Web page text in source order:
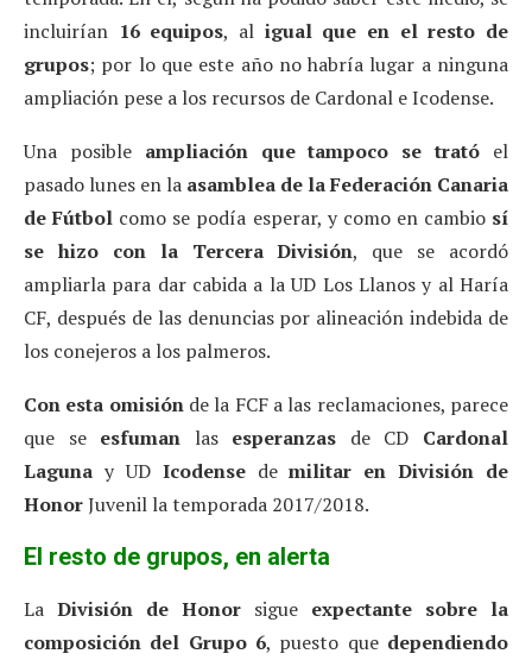
incluirían 16 equipos, al igual que en el resto de
grupos; por lo que este año no habría lugar a ninguna
ampliación pese a los recursos de Cardonal e Icodense.
Una posible ampliación que tampoco se trató el
pasado lunes en la asamblea de la Federación Canaria
de Fútbol como se podía esperar, y como en cambio sí
se hizo con la Tercera División, que se acordó
ampliarla para dar cabida a la UD Los Llanos y al Haría
CF, después de las denuncias por alineación indebida de
los conejeros a los palmeros.
Con esta omisión de la FCF a las reclamaciones, parece
que se esfuman las esperanzas de CD Cardonal
Laguna y UD Icodensedemilitar en División de
HonorJuvenil la temporada 2017/2018.
El resto de grupos, en alerta
La División de Honor sigue expectante sobre la
composición del Grupo 6, puesto que dependiendo